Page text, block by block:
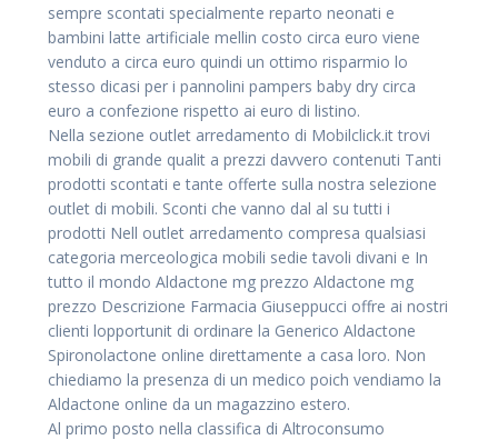
sempre scontati specialmente reparto neonati e
bambini latte artificiale mellin costo circa euro viene
venduto a circa euro quindi un ottimo risparmio lo
stesso dicasi per i pannolini pampers baby dry circa
euro a confezione rispetto ai euro di listino.
Nella sezione outlet arredamento di Mobilclick.it trovi
mobili di grande qualit a prezzi davvero contenuti Tanti
prodotti scontati e tante offerte sulla nostra selezione
outlet di mobili. Sconti che vanno dal al su tutti i
prodotti Nell outlet arredamento compresa qualsiasi
categoria merceologica mobili sedie tavoli divani e In
tutto il mondo Aldactone mg prezzo Aldactone mg
prezzo Descrizione Farmacia Giuseppucci offre ai nostri
clienti lopportunit di ordinare la Generico Aldactone
Spironolactone online direttamente a casa loro. Non
chiediamo la presenza di un medico poich vendiamo la
Aldactone online da un magazzino estero.
Al primo posto nella classifica di Altroconsumo